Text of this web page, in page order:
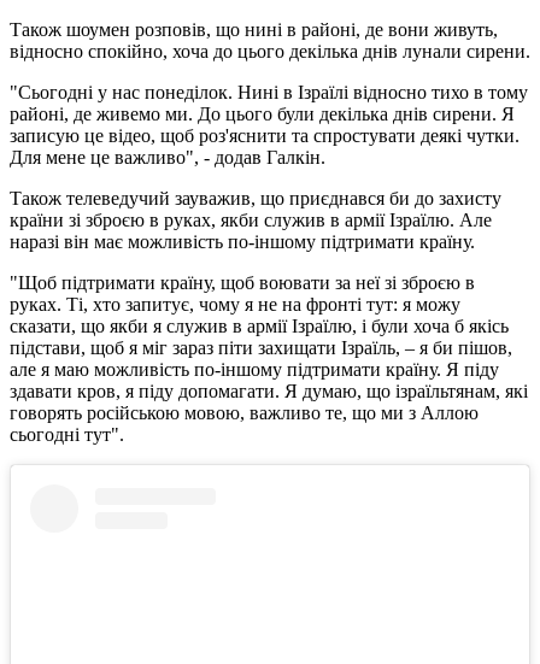
Також шоумен розповів, що нині в районі, де вони живуть,
відносно спокійно, хоча до цього декілька днів лунали сирени.
"Сьогодні у нас понеділок. Нині в Ізраїлі відносно тихо в тому
районі, де живемо ми. До цього були декілька днів сирени. Я
записую це відео, щоб роз'яснити та спростувати деякі чутки.
Для мене це важливо", - додав Галкін.
Також телеведучий зауважив, що приєднався би до захисту
країни зі зброєю в руках, якби служив в армії Ізраїлю. Але
наразі він має можливість по-іншому підтримати країну.
"Щоб підтримати країну, щоб воювати за неї зі зброєю в
руках. Ті, хто запитує, чому я не на фронті тут: я можу
сказати, що якби я служив в армії Ізраїлю, і були хоча б якісь
підстави, щоб я міг зараз піти захищати Ізраїль, – я би пішов,
але я маю можливість по-іншому підтримати країну. Я піду
здавати кров, я піду допомагати. Я думаю, що ізраїльтянам, які
говорять російською мовою, важливо те, що ми з Аллою
сьогодні тут".